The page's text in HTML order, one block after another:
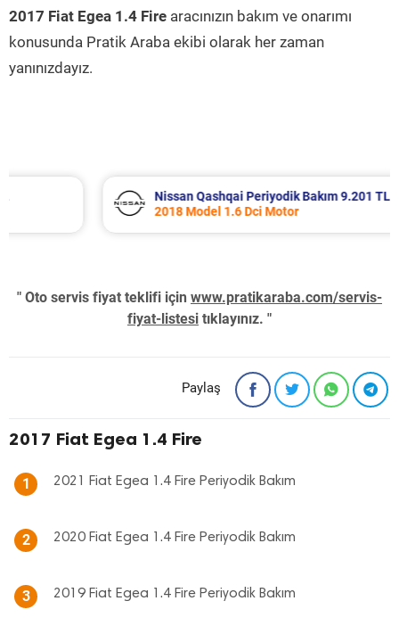
2017 Fiat Egea 1.4 Fire aracınızın bakım ve onarımı
konusunda Pratik Araba ekibi olarak her zaman
yanınızdayız.
Nissan Qashqai Periyodik Bakım 9.201 TL
2018 Model 1.6 Dci Motor
" Oto servis fiyat teklifi için www.pratikaraba.com/servis-
fiyat-listesi tıklayınız. "
Paylaş
2017 Fiat Egea 1.4 Fire
1 2021 Fiat Egea 1.4 Fire Periyodik Bakım
2 2020 Fiat Egea 1.4 Fire Periyodik Bakım
3 2019 Fiat Egea 1.4 Fire Periyodik Bakım